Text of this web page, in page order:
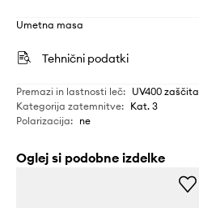
Umetna masa
Tehnični podatki
Premazi in lastnosti leč: UV400 zaščita
Kategorija zatemnitve: Kat. 3
Polarizacija: ne
Oglej si podobne izdelke